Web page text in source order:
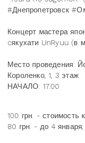
#Днепропетровск
Концерт мастера
cякухати UnRyuu (в
Место проведения:
Короленко, 1, 3 этаж
НАЧАЛО: 17.00
100 грн. - стоимость
80 грн. - до 4